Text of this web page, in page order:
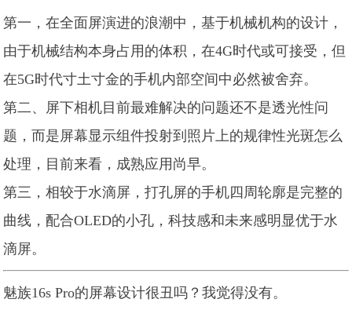
第一，在全面屏演进的浪潮中，基于机械机构的设计，
由于机械结构本身占用的体积，在4G时代或可接受，但
在5G时代寸土寸金的手机内部空间中必然被舍弃。
第二、屏下相机目前最难解决的问题还不是透光性问
题，而是屏幕显示组件投射到照片上的规律性光斑怎么
处理，目前来看，成熟应用尚早。
第三，相较于水滴屏，打孔屏的手机四周轮廓是完整的
曲线，配合OLED的小孔，科技感和未来感明显优于水
滴屏。
魅族16s Pro的屏幕设计很丑吗？我觉得没有。